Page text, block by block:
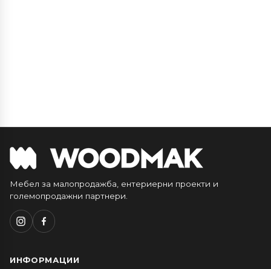
Мебел за малопродажба, ентериерни проекти и
големопродажни партнери.
ИНФОРМАЦИИ